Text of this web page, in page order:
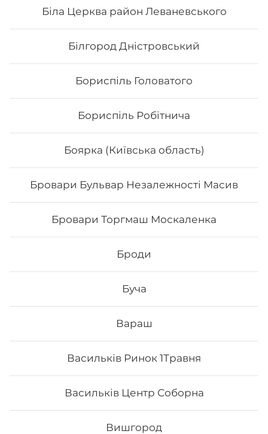
Біла Церква район Леваневського
Білгород Дністровський
Бориспіль Головатого
Бориспіль Робітнича
Боярка (Київська область)
Бровари Бульвар Незалежності Масив
Бровари Торгмаш Москаленка
Броди
Буча
Вараш
Васильків Ринок 1Травня
Васильків Центр Соборна
Вишгород
Макі
Макі з копченим лососем
Вага: 120 г Склад: норі, рис, х/к